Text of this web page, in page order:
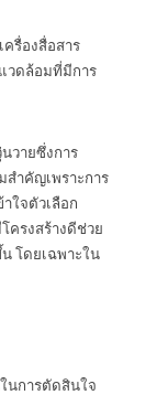
รื่องสื่อสาร
วดล้อมที่มีการ
วายซึ่งการ
สำคัญเพราะการ
ใจตัวเลือก
ครงสร้างดีช่วย
โดยเฉพาะใน
นการตัดสินใจ